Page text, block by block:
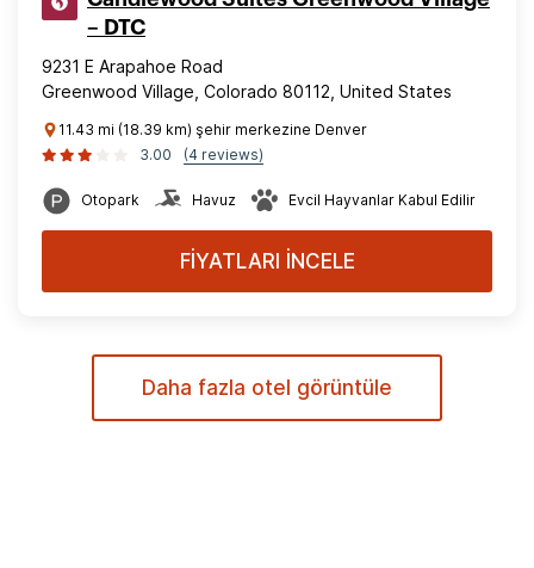
– DTC
9231 E Arapahoe Road
Greenwood Village, Colorado 80112, United States
11.43 mi (18.39 km) şehir merkezine Denver
3.00
(4 reviews)
Otopark Havuz Evcil Hayvanlar Kabul Edilir
FİYATLARI İNCELE
Daha fazla otel görüntüle